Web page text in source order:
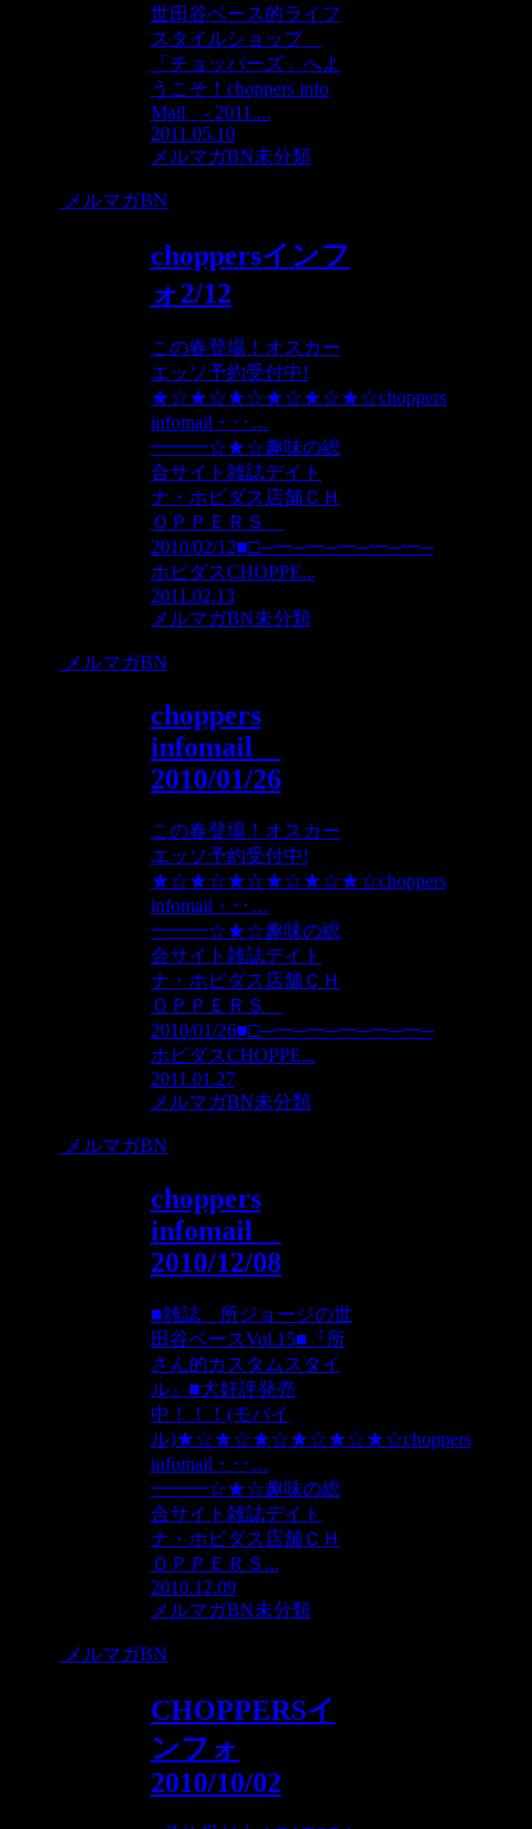
世田谷ベース的ライフ
スタイルショップ
「チョッパーズ」へよ
うこそ！choppers info
Mail - 2011....
2011.05.10
メルマガBN未分類
メルマガBN
choppersインフ
ォ2/12
この春登場！オスカー
エッソ予約受付中!
★☆★☆★☆★☆★☆★☆choppers
infomail・‥…
━━━☆★☆趣味の総
合サイト雑誌デイト
ナ・ホビダス店舗ＣＨ
ＯＰＰＥＲＳ
2010/02/12■□─━─━─━─━─━─
ホビダスCHOPPE...
2011.02.13
メルマガBN未分類
メルマガBN
choppers
infomail
2010/01/26
この春登場！オスカー
エッソ予約受付中!
★☆★☆★☆★☆★☆★☆choppers
infomail・‥…
━━━☆★☆趣味の総
合サイト雑誌デイト
ナ・ホビダス店舗ＣＨ
ＯＰＰＥＲＳ
2010/01/26■□─━─━─━─━─━─
ホビダスCHOPPE...
2011.01.27
メルマガBN未分類
メルマガBN
choppers
infomail
2010/12/08
■雑誌 所ジョージの世
田谷ベースVol.15■『所
さん的カスタムスタイ
ル』■大好評発売
中！！！(モバイ
ル)★☆★☆★☆★☆★☆★☆choppers
infomail・‥…
━━━☆★☆趣味の総
合サイト雑誌デイト
ナ・ホビダス店舗ＣＨ
ＯＰＰＥＲＳ...
2010.12.09
メルマガBN未分類
メルマガBN
CHOPPERSイ
ンフォ
2010/10/02